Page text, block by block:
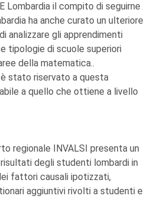
Lombardia il compito di seguirne
ha anche curato un ulteriore
analizzare gli apprendimenti
tipologie di scuole superiori
della matematica..
stato riservato a questa
a quello che ottiene a livello
regionale INVALSI presenta un
degli studenti lombardi in
fattori causali ipotizzati,
aggiuntivi rivolti a studenti e